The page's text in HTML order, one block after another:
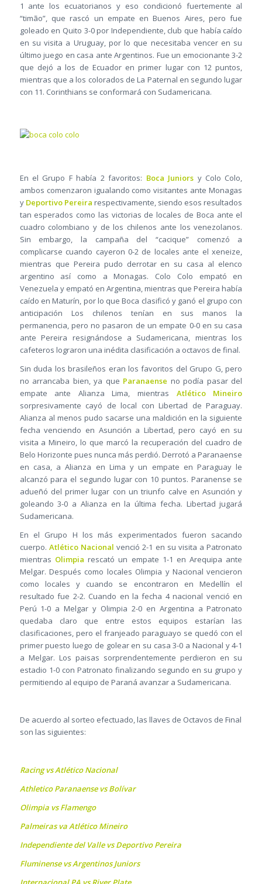
1 ante los ecuatorianos y eso condicionó fuertemente al
“timão”, que rascó un empate en Buenos Aires, pero fue
goleado en Quito 3-0 por Independiente, club que había caído
en su visita a Uruguay, por lo que necesitaba vencer en su
último juego en casa ante Argentinos. Fue un emocionante 3-2
que dejó a los de Ecuador en primer lugar con 12 puntos,
mientras que a los colorados de La Paternal en segundo lugar
con 11. Corinthians se conformará con Sudamericana.
En el Grupo F había 2 favoritos: Boca Juniors y Colo Colo,
ambos comenzaron igualando como visitantes ante Monagas
y Deportivo Pereira respectivamente, siendo esos resultados
tan esperados como las victorias de locales de Boca ante el
cuadro colombiano y de los chilenos ante los venezolanos.
Sin embargo, la campaña del “cacique” comenzó a
complicarse cuando cayeron 0-2 de locales ante el xeneize,
mientras que Pereira pudo derrotar en su casa al elenco
argentino así como a Monagas. Colo Colo empató en
Venezuela y empató en Argentina, mientras que Pereira había
caído en Maturín, por lo que Boca clasificó y ganó el grupo con
anticipación Los chilenos tenían en sus manos la
permanencia, pero no pasaron de un empate 0-0 en su casa
ante Pereira resignándose a Sudamericana, mientras los
cafeteros lograron una inédita clasificación a octavos de final.
Sin duda los brasileños eran los favoritos del Grupo G, pero
no arrancaba bien, ya que Paranaense no podía pasar del
empate ante Alianza Lima, mientras Atlético Mineiro
sorpresivamente cayó de local con Libertad de Paraguay.
Alianza al menos pudo sacarse una maldición en la siguiente
fecha venciendo en Asunción a Libertad, pero cayó en su
visita a Mineiro, lo que marcó la recuperación del cuadro de
Belo Horizonte pues nunca más perdió. Derrotó a Paranaense
en casa, a Alianza en Lima y un empate en Paraguay le
alcanzó para el segundo lugar con 10 puntos. Paranense se
adueñó del primer lugar con un triunfo calve en Asunción y
goleando 3-0 a Alianza en la última fecha. Libertad jugará
Sudamericana.
En el Grupo H los más experimentados fueron sacando
cuerpo. Atlético Nacional venció 2-1 en su visita a Patronato
mientras Olimpia rescató un empate 1-1 en Arequipa ante
Melgar. Después como locales Olimpia y Nacional vencieron
como locales y cuando se encontraron en Medellín el
resultado fue 2-2. Cuando en la fecha 4 nacional venció en
Perú 1-0 a Melgar y Olimpia 2-0 en Argentina a Patronato
quedaba claro que entre estos equipos estarían las
clasificaciones, pero el franjeado paraguayo se quedó con el
primer puesto luego de golear en su casa 3-0 a Nacional y 4-1
a Melgar. Los paisas sorprendentemente perdieron en su
estadio 1-0 con Patronato finalizando segundo en su grupo y
permitiendo al equipo de Paraná avanzar a Sudamericana.
De acuerdo al sorteo efectuado, las llaves de Octavos de Final
son las siguientes:
Racing vs Atlético Nacional
Athletico Paranaense vs Bolívar
Olimpia vs Flamengo
Palmeiras va Atlético Mineiro
Independiente del Valle vs Deportivo Pereira
Fluminense vs Argentinos Juniors